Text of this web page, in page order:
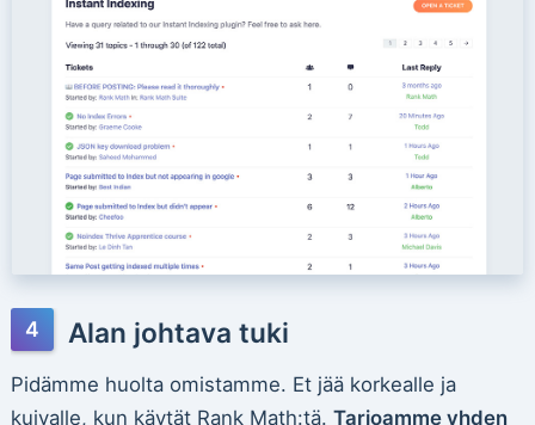
Alan johtava tuki
Pidämme huolta omistamme. Et jää korkealle ja
kuivalle, kun käytät Rank Math:tä. Tarjoamme yhden